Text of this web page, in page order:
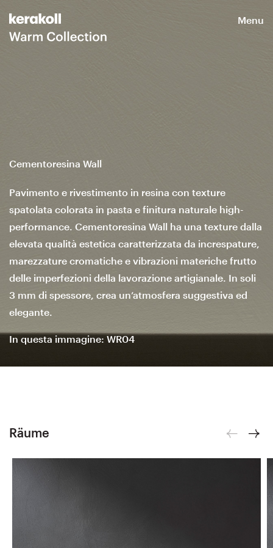
Menu
Cementoresina Wall
Pavimento e rivestimento in resina con texture
spatolata colorata in pasta e finitura naturale high-
performance. Cementoresina Wall ha una texture dalla
elevata qualità estetica caratterizzata da increspature,
marezzature cromatiche e vibrazioni materiche frutto
delle imperfezioni della lavorazione artigianale. In soli
3 mm di spessore, crea un’atmosfera suggestiva ed
elegante.
In questa immagine: WR04
Räume